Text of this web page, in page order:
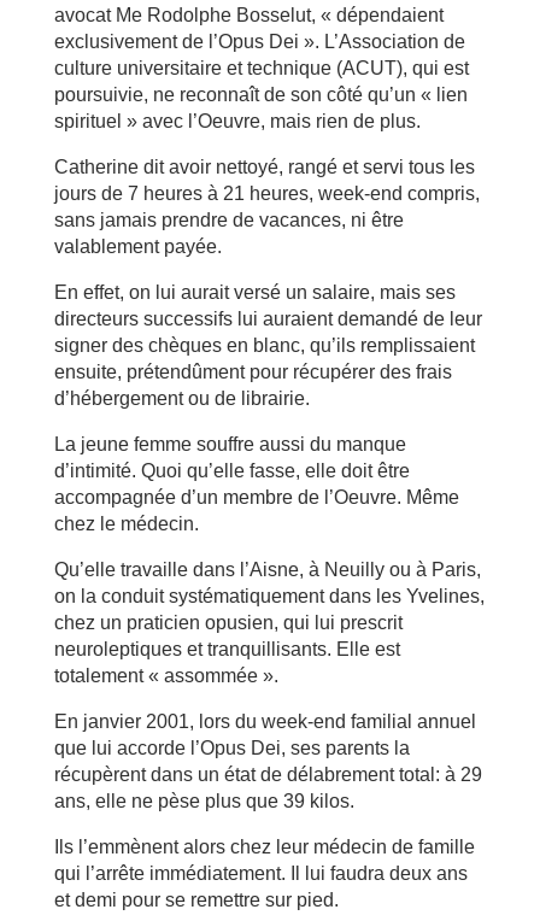
avocat Me Rodolphe Bosselut, « dépendaient
exclusivement de l’Opus Dei ». L’Association de
culture universitaire et technique (ACUT), qui est
poursuivie, ne reconnaît de son côté qu’un « lien
spirituel » avec l’Oeuvre, mais rien de plus.
Catherine dit avoir nettoyé, rangé et servi tous les
jours de 7 heures à 21 heures, week-end compris,
sans jamais prendre de vacances, ni être
valablement payée.
En effet, on lui aurait versé un salaire, mais ses
directeurs successifs lui auraient demandé de leur
signer des chèques en blanc, qu’ils remplissaient
ensuite, prétendûment pour récupérer des frais
d’hébergement ou de librairie.
La jeune femme souffre aussi du manque
d’intimité. Quoi qu’elle fasse, elle doit être
accompagnée d’un membre de l’Oeuvre. Même
chez le médecin.
Qu’elle travaille dans l’Aisne, à Neuilly ou à Paris,
on la conduit systématiquement dans les Yvelines,
chez un praticien opusien, qui lui prescrit
neuroleptiques et tranquillisants. Elle est
totalement « assommée ».
En janvier 2001, lors du week-end familial annuel
que lui accorde l’Opus Dei, ses parents la
récupèrent dans un état de délabrement total: à 29
ans, elle ne pèse plus que 39 kilos.
Ils l’emmènent alors chez leur médecin de famille
qui l’arrête immédiatement. Il lui faudra deux ans
et demi pour se remettre sur pied.